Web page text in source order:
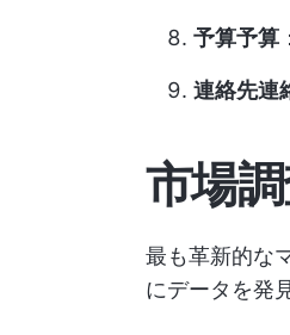
予算予算
連絡先連
市場
最も革新的な
にデータを発